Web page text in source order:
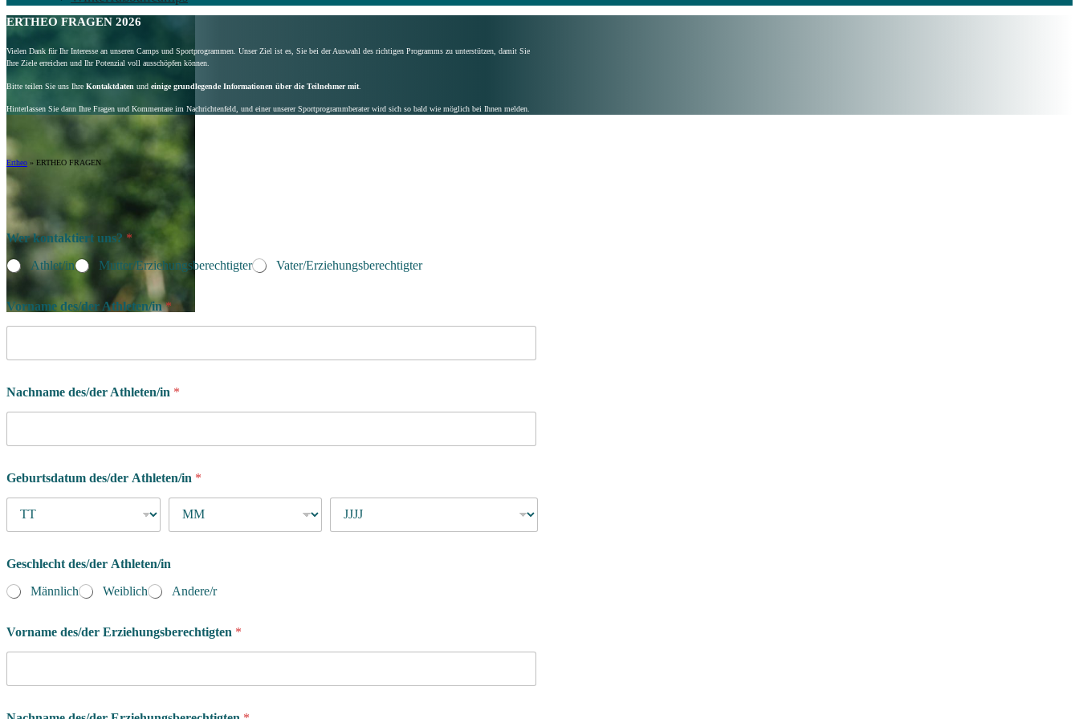
ERTHEO FRAGEN 2026
Vielen Dank für Ihr Interesse an unseren Camps und Sportprogrammen. Unser Ziel ist es, Sie bei der Auswahl des richtigen Programms zu unterstützen, damit Sie
Ihre Ziele erreichen und Ihr Potenzial voll ausschöpfen können.
Bitte teilen Sie uns Ihre Kontaktdaten und einige grundlegende Informationen über die Teilnehmer mit
Hinterlassen Sie dann Ihre Fragen und Kommentare im Nachrichtenfeld, und einer unserer Sportprogrammberater wird sich so bald wie möglich bei Ihnen melden.
Ertheo » ERTHEO FRAGEN
Wer kontaktiert uns? *
Athlet/in
Mutter/Erziehungsberechtigter Vater/Erziehungsberechtigter
Vorname des/der Athleten/in*
Nachname des/der Athleten/in *
Geburtsdatum des/der Athleten/in *
Geschlecht des/der Athleten/in
Männlich
Weiblich Andere/r
Vorname des/der Erziehungsberechtigten *